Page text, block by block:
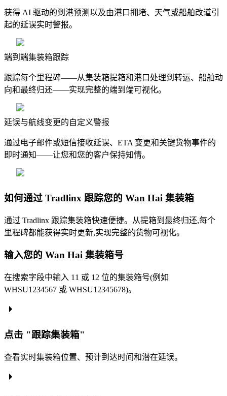
获得 AI 驱动的到港预测以及由港口拥堵、天气或船舶改道引
起的延误实时警报。
端到端集装箱跟踪
跟踪每个里程碑——从集装箱提箱和港口处理到转运、船舶动
向和最终归还——实现完整的端到端可视化。
延误与航线变更的自定义警报
通过电子邮件或短信接收延误、ETA 变更和关键货物事件的
即时通知——让您和您的客户保持知情。
如何通过 Tradlinx 跟踪您的 Wan Hai 集装箱
通过 Tradlinx 跟踪集装箱快速便捷。从提箱到最终归还,每个
里程碑都能获得实时更新,实现完整的货物可视化。
输入您的 Wan Hai 集装箱号
在搜索字段中输入 11 或 12 位的集装箱号(例如
WHSU1234567 或 WHSU12345678)。
点击 "跟踪集装箱"
查看实时集装箱位置、预计到达时间和潜在延误。